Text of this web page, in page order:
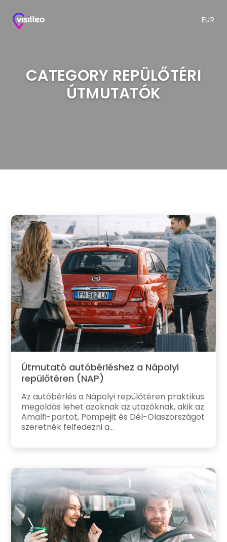
EUR
CATEGORY REPÜLŐTÉRI
ÚTMUTATÓK
Útmutató autóbérléshez a Nápolyi
repülőtéren (NAP)
Az autóbérlés a Nápolyi repülőtéren praktikus
megoldás lehet azoknak az utazóknak, akik az
Amalfi-partot, Pompejit és Dél-Olaszországot
szeretnék felfedezni a...